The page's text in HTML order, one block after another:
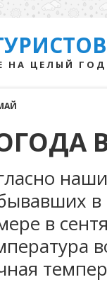
НА ЦЕЛЫЙ ГОД
в
в